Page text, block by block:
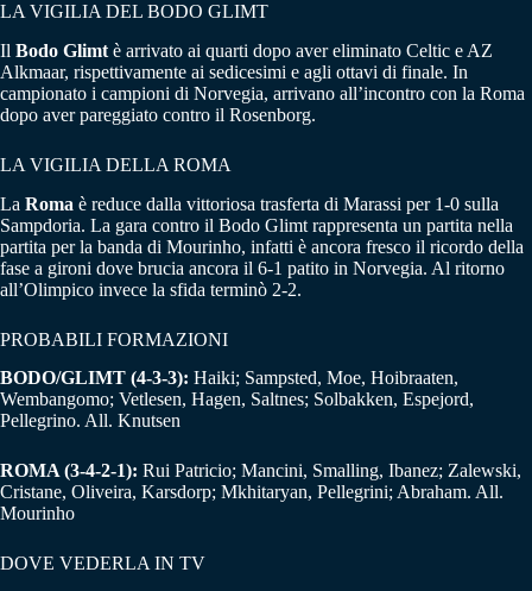
LA VIGILIA DEL BODO GLIMT
Il Bodo Glimt è arrivato ai quarti dopo aver eliminato Celtic e AZ
Alkmaar, rispettivamente ai sedicesimi e agli ottavi di finale. In
campionato i campioni di Norvegia, arrivano all’incontro con la Roma
dopo aver pareggiato contro il Rosenborg.
LA VIGILIA DELLA ROMA
La Roma è reduce dalla vittoriosa trasferta di Marassi per 1-0 sulla
Sampdoria. La gara contro il Bodo Glimt rappresenta un partita nella
partita per la banda di Mourinho, infatti è ancora fresco il ricordo della
fase a gironi dove brucia ancora il 6-1 patito in Norvegia. Al ritorno
all’Olimpico invece la sfida terminò 2-2.
PROBABILI FORMAZIONI
BODO/GLIMT (4-3-3): Haiki; Sampsted, Moe, Hoibraaten,
Wembangomo; Vetlesen, Hagen, Saltnes; Solbakken, Espejord,
Pellegrino. All. Knutsen
ROMA (3-4-2-1): Rui Patricio; Mancini, Smalling, Ibanez; Zalewski,
Cristane, Oliveira, Karsdorp; Mkhitaryan, Pellegrini; Abraham. All.
Mourinho
DOVE VEDERLA IN TV